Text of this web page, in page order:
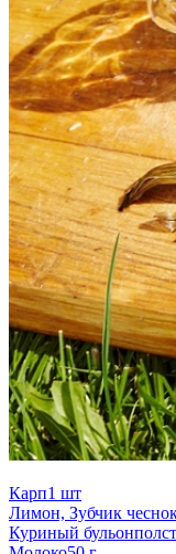
Карп1 шт
Лимон, Зубчик
Куриный бульон